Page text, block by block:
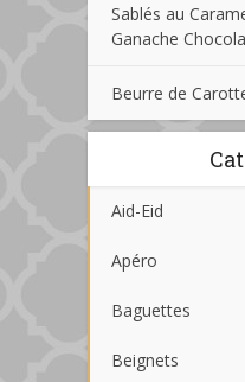
Sablés au
Ganache
Beurre de
Aid-Eid
Apéro
Baguettes
Beignets